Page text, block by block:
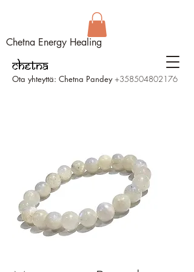
Chetna Energy Healing
Ota yhteyttä: Chetna Pandey+358504802176